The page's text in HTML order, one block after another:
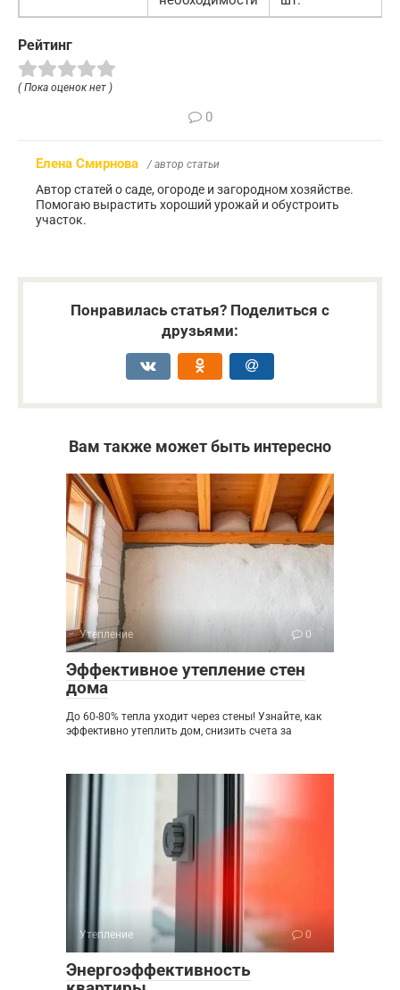
Рейтинг
( Пока оценок нет )
0
Елена Смирнова / автор статьи
Автор статей о саде, огороде и загородном хозяйстве.
Помогаю вырастить хороший урожай и обустроить
участок.
Понравилась статья? Поделиться с
друзьями:
Вам также может быть интересно
Утепление 0
Эффективное утепление стен
дома
До 60-80% тепла уходит через стены! Узнайте, как
эффективно утеплить дом, снизить счета за
Утепление 0
Энергоэффективность